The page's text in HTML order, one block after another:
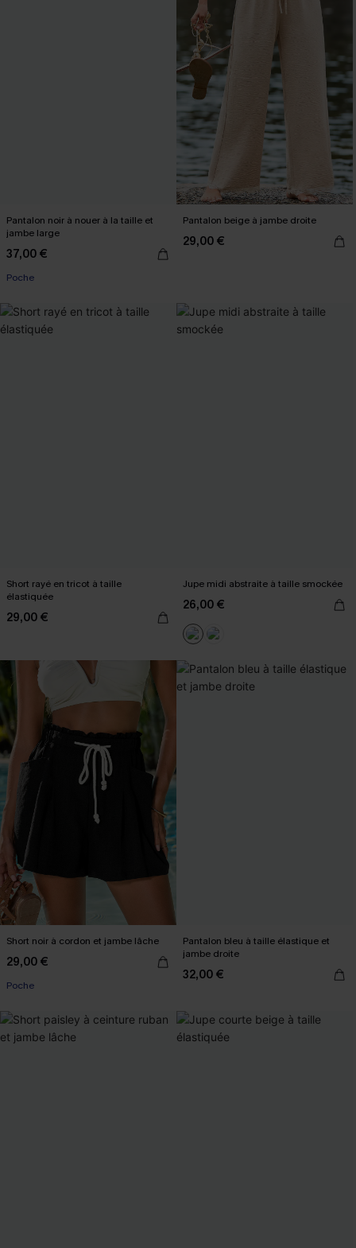
Pantalon noir à nouer à la taille et
jambe large
37,00 €
Poche
Pantalon beige à jambe droite
29,00 €
Short rayé en tricot à taille
élastiquée
29,00 €
Jupe midi abstraite à taille smockée
26,00 €
Short noir à cordon et jambe lâche
29,00 €
Poche
Pantalon bleu à taille élastique et
jambe droite
32,00 €